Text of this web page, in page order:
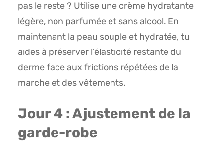
pas le reste ? Utilise une crème hydratante
légère, non parfumée et sans alcool. En
maintenant la peau souple et hydratée, tu
aides à préserver l’élasticité restante du
derme face aux frictions répétées de la
marche et des vêtements.
Jour 4 : Ajustement de la
garde-robe